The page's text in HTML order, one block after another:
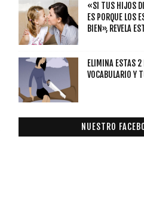
«SI TUS HIJOS
ES PORQUE LOS
BIEN», REVELA
ELIMINA ESTAS 2
VOCABULARIO Y
NUESTRO